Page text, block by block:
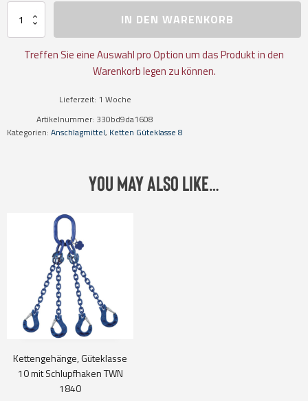
Kettengehänge,
Güteklasse
8
Verkürzungsklaue
Menge
IN DEN WARENKORB
Treffen Sie eine Auswahl pro Option um das Produkt in den
Warenkorb legen zu können.
Lieferzeit: 1 Woche
Artikelnummer: 330bd9da1608
Kategorien: Anschlagmittel, Ketten Güteklasse 8
You may also like…
Kettengehänge, Güteklasse
10 mit Schlupfhaken TWN
1840